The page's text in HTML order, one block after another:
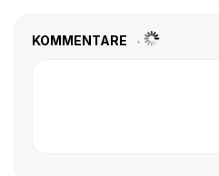
KOMMENTARE